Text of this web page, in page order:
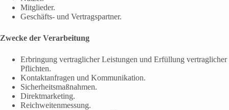
Mitglieder.
Geschäfts- und Vertragspartner.
Zwecke der Verarbeitung
Erbringung vertraglicher Leistungen und Erfüllung vertraglicher
Pflichten.
Kontaktanfragen und Kommunikation.
Sicherheitsmaßnahmen.
Direktmarketing.
Reichweitenmessung.